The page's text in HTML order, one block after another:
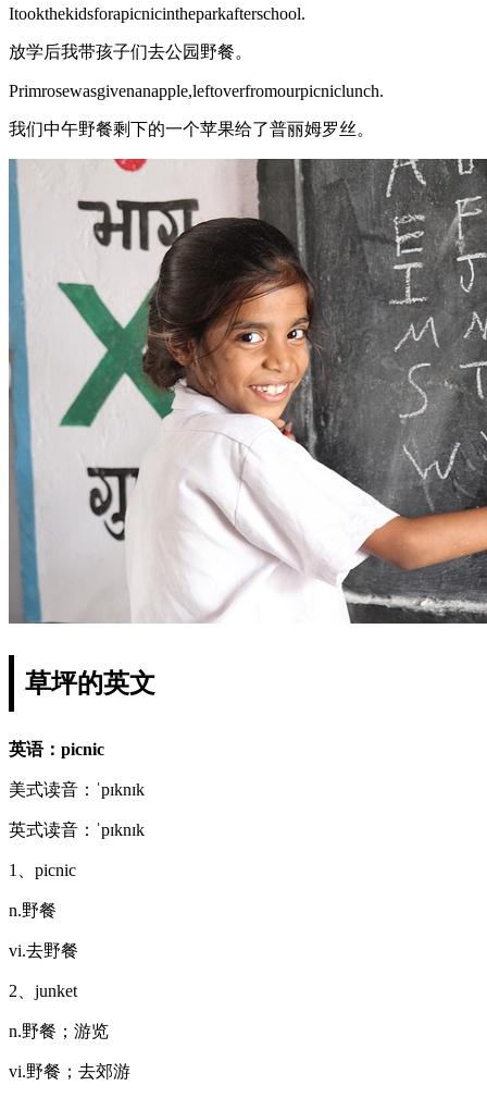
Itookthekidsforapicnicintheparkafterschool.
放学后我带孩子们去公园野餐。
Primrosewasgivenanapple,leftoverfromourpicniclunch.
我们中午野餐剩下的一个苹果给了普丽姆罗丝。
草坪的英文
英语：picnic
美式读音：ˈpɪknɪk
英式读音：ˈpɪknɪk
1、picnic
n.野餐
vi.去野餐
2、junket
n.野餐；游览
vi.野餐；去郊游